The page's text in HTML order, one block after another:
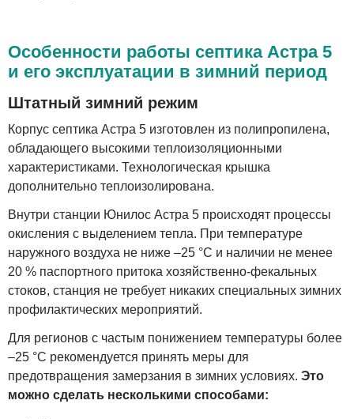
Особенности работы септика Астра 5
и его эксплуатации в зимний период
Штатный зимний режим
Корпус септика Астра 5 изготовлен из полипропилена,
обладающего высокими теплоизоляционными
характеристиками. Технологическая крышка
дополнительно теплоизолирована.
Внутри станции Юнилос Астра 5 происходят процессы
окисления с выделением тепла. При температуре
наружного воздуха не ниже –25 °C и наличии не менее
20 % паспортного притока хозяйственно-фекальных
стоков, станция не требует никаких специальных зимних
профилактических мероприятий.
Для регионов с частым понижением температуры более
–25 °C рекомендуется принять меры для
предотвращения замерзания в зимних условиях. Это
можно сделать несколькими способами: